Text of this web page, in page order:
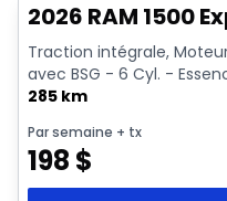
2026 RAM 1500
Traction intégrale,
avec BSG - 6 Cyl. -
285 km
Par semaine + tx
198 $